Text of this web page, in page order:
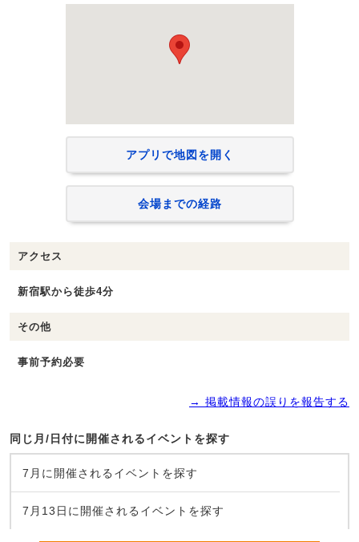
アプリで地図を開く
会場までの経路
アクセス
新宿駅から徒歩4分
その他
事前予約必要
→ 掲載情報の誤りを報告する
同じ月/日付に開催されるイベントを探す
7月に開催されるイベントを探す
7月13日に開催されるイベントを探す